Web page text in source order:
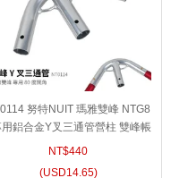
努特NUIT 瑪雅雙峰 NTG8
鋁合金Y叉三通管營柱 雙峰帳
篷支撐桿僅適用努特營柱
NT$440
(USD14.65)